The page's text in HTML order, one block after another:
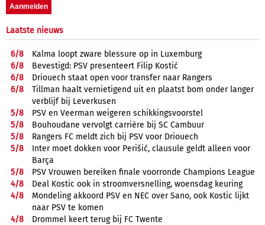
Laatste nieuws
6/8
Kalma loopt zware blessure op in Luxemburg
6/8
Bevestigd: PSV presenteert Filip Kostić
6/8
Driouech staat open voor transfer naar Rangers
6/8
Tillman haalt vernietigend uit en plaatst bom onder langer
verblijf bij Leverkusen
5/8
PSV en Veerman weigeren schikkingsvoorstel
5/8
Bouhoudane vervolgt carrière bij SC Cambuur
5/8
Rangers FC meldt zich bij PSV voor Driouech
5/8
Inter moet dokken voor Perišić, clausule geldt alleen voor
Barça
5/8
PSV Vrouwen bereiken finale voorronde Champions League
4/8
Deal Kostic ook in stroomversnelling, woensdag keuring
4/8
Mondeling akkoord PSV en NEC over Sano, ook Kostic lijkt
naar PSV te komen
4/8
Drommel keert terug bij FC Twente